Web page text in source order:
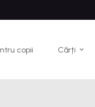
copii Cărți